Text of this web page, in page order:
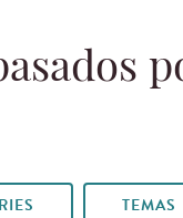
TEMAS